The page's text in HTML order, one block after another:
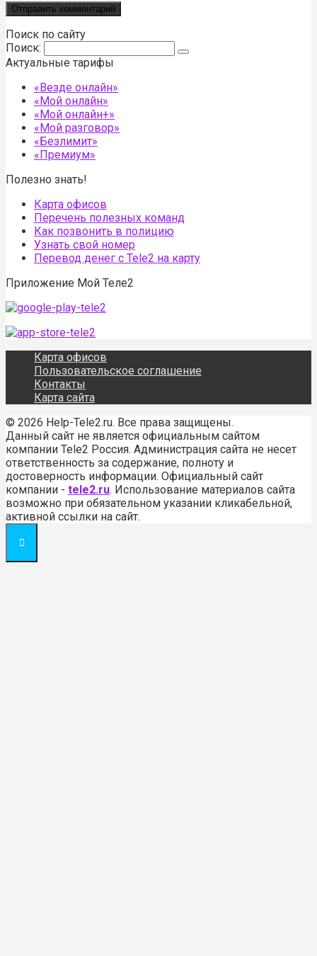
Поиск по сайту
Поиск:
Актуальные тарифы
«Везде онлайн»
«Мой онлайн»
«Мой онлайн+»
«Мой разговор»
«Безлимит»
«Премиум»
Полезно знать!
Карта офисов
Перечень полезных команд
Как позвонить в полицию
Узнать свой номер
Перевод денег с Tele2 на карту
Приложение Мой Теле2
Карта офисов
Пользовательское соглашение
Контакты
Карта сайта
© 2026 Help-Tele2.ru. Все права защищены.
Данный сайт не является официальным сайтом
компании Tele2 Россия. Администрация сайта не несет
ответственность за содержание, полноту и
достоверность информации. Официальный сайт
компании - tele2.ru. Использование материалов сайта
возможно при обязательном указании кликабельной,
активной ссылки на сайт.